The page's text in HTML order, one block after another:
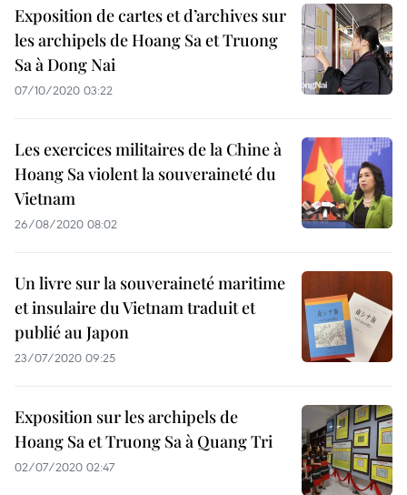
Exposition de cartes et d’archives sur
les archipels de Hoang Sa et Truong
Sa à Dong Nai
07/10/2020 03:22
Les exercices militaires de la Chine à
Hoang Sa violent la souveraineté du
Vietnam
26/08/2020 08:02
Un livre sur la souveraineté maritime
et insulaire du Vietnam traduit et
publié au Japon
23/07/2020 09:25
Exposition sur les archipels de
Hoang Sa et Truong Sa à Quang Tri
02/07/2020 02:47